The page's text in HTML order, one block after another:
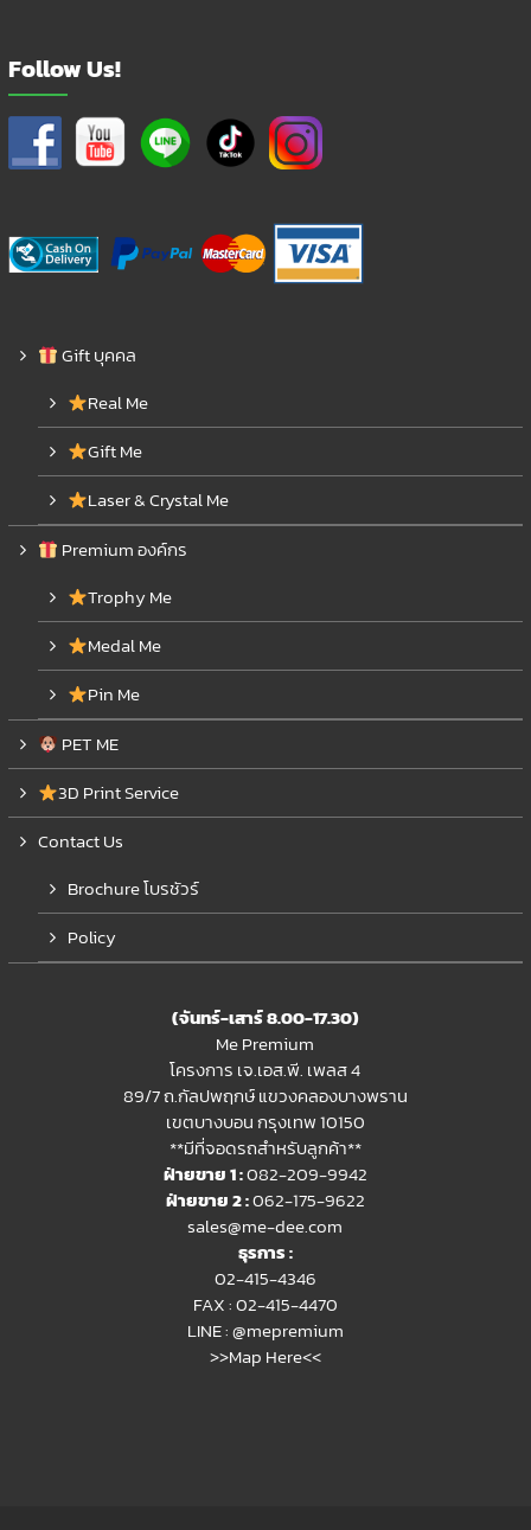
Follow Us!
Gift บุคคล
Real Me
Gift Me
Laser & Crystal Me
Premium องค์กร
Trophy Me
Medal Me
Pin Me
PET ME
3D Print Service
Contact Us
Brochure โบรชัวร์
Policy
(จันทร์-เสาร์ 8.00-17.30)
Me Premium
โครงการ เจ.เอส.พี. เพลส 4
89/7 ถ.กัลปพฤกษ์ แขวงคลองบางพราน
เขตบางบอน กรุงเทพ 10150
**มีที่จอดรถสำหรับลูกค้า**
ฝ่ายขาย 1 :082-209-9942
ฝ่ายขาย 2 :062-175-9622
sales@me-dee.com
ธุรการ :
02-415-4346
FAX : 02-415-4470
LINE :@mepremium
>>Map Here<<